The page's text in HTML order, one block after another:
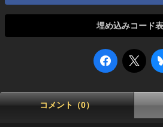
埋め込みコード
コメント（0）